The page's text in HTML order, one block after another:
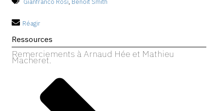
Réagir
Ressources
Remerciements à Arnaud Hée et Mathieu
Macheret.